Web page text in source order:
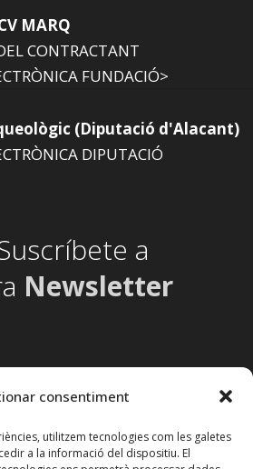
consentiment
utilitzem tecnologies com les galetes
a la informació del dispositiu. El
MARQ
CONTRACTANT
FUNDACIÓ>
(Diputació d'Alacant)
DIPUTACIÓ
a
Newsletter